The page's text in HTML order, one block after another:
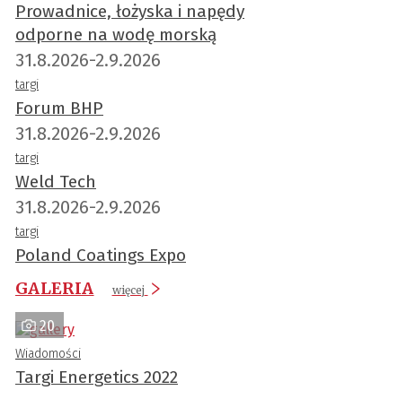
Prowadnice, łożyska i napędy
odporne na wodę morską
31.8.2026-2.9.2026
targi
Forum BHP
31.8.2026-2.9.2026
targi
Weld Tech
31.8.2026-2.9.2026
targi
Poland Coatings Expo
GALERIA
więcej
20
Wiadomości
Targi Energetics 2022